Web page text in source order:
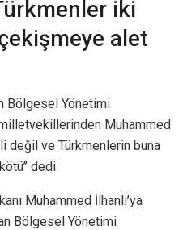
iki
alet
Bölgesel Yönetimi
Muhammed
değil ve Türkmenlerin buna
dedi.
Muhammed İlhanlı’ya
Bölgesel Yönetimi